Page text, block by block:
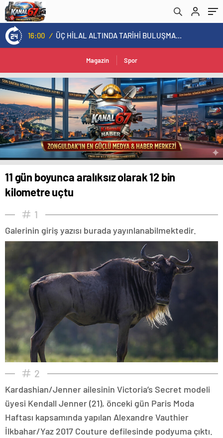
16:00 / ÜÇ HİLAL ALTINDA TARİHİ BULUŞMA! SEKİZ İL BAŞKANI BİR ARADA
Magazin Spor
11 gün boyunca aralıksız olarak 12 bin
kilometre uçtu
1
Galerinin giriş yazısı burada yayınlanabilmektedir.
2
Kardashian/Jenner ailesinin Victoria’s Secret modeli
üyesi Kendall Jenner (21), önceki gün Paris Moda
Haftası kapsamında yapılan Alexandre Vauthier
İlkbahar/Yaz 2017 Couture defilesinde podyuma çıktı.